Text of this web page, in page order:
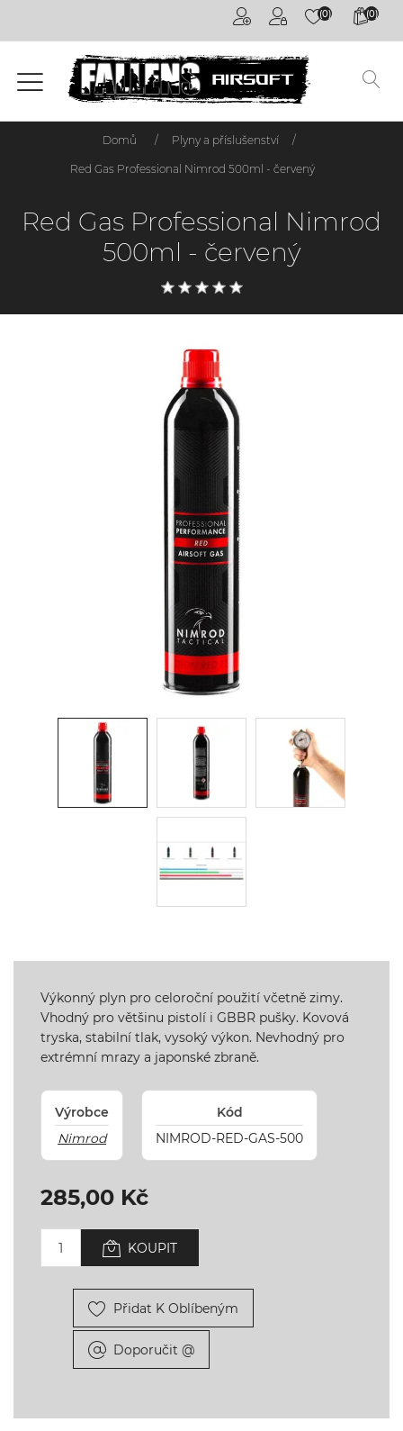
(0) (0)
Airsoftové
kuličky
6mm
oblečení
Domů / Plyny a příslušenství /
Red Gas Professional Nimrod 500ml - červený
Red Gas Professional Nimrod
500ml - červený
Výkonný plyn pro celoroční použití včetně zimy.
Vhodný pro většinu pistolí i GBBR pušky. Kovová
tryska, stabilní tlak, vysoký výkon. Nevhodný pro
extrémní mrazy a japonské zbraně.
Výrobce
Nimrod
Kód
NIMROD-RED-GAS-500
285,00 Kč
KOUPIT
Přidat K Oblíbeným
Doporučit @